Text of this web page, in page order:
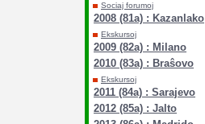
Sociaj forumoj
2008 (81a) : Kazanlako
Ekskursoj
2009 (82a) : Milano
2010 (83a) : Braŝovo
Ekskursoj
2011 (84a) : Sarajevo
2012 (85a) : Jalto